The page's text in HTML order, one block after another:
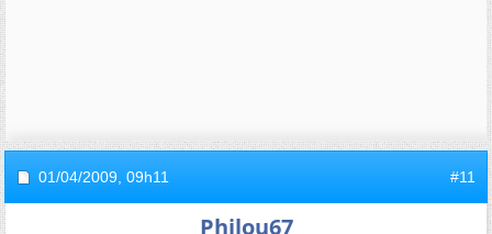
01/04/2009, 09h11 #11
Philou67